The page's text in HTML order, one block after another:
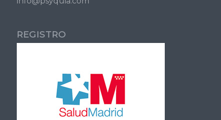
REGISTRO